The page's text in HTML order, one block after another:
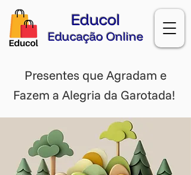
Educol
Educação Online
Presentes que Agradam e
Fazem a Alegria da Garotada!